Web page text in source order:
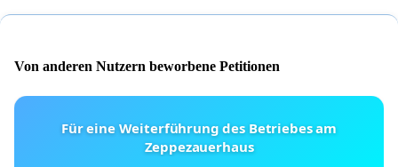
Von anderen Nutzern beworbene Petitionen
Für eine Weiterführung des Betriebes am
Zeppezauerhaus